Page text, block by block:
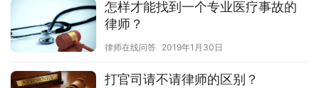
怎样才能找到一个专业医疗事故的
律师？
律师在线问答 2019年1月30日
打官司请不请律师的区别？